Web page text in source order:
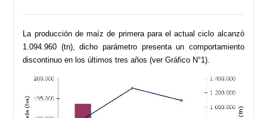
La producción de maíz de primera para el actual ciclo alcanzó
1.094.960 (tn), dicho parámetro presenta un comportamiento
discontinuo en los últimos tres años (ver Gráfico N°1).